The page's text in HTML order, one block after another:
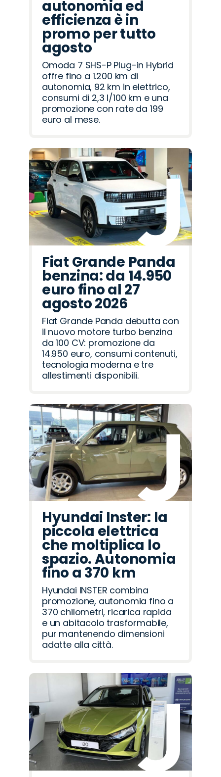
autonomia ed
efficienza è in
promo per tutto
agosto
Omoda 7 SHS-P Plug-in Hybrid
offre fino a 1.200 km di
autonomia, 92 km in elettrico,
consumi di 2,3 l/100 km e una
promozione con rate da 199
euro al mese.
Fiat Grande Panda
benzina: da 14.950
euro fino al 27
agosto 2026
Fiat Grande Panda debutta con
il nuovo motore turbo benzina
da 100 CV: promozione da
14.950 euro, consumi contenuti,
tecnologia moderna e tre
allestimenti disponibili.
Hyundai Inster: la
piccola elettrica
che moltiplica lo
spazio. Autonomia
fino a 370 km
Hyundai INSTER combina
promozione, autonomia fino a
370 chilometri, ricarica rapida
e un abitacolo trasformabile,
pur mantenendo dimensioni
adatte alla città.